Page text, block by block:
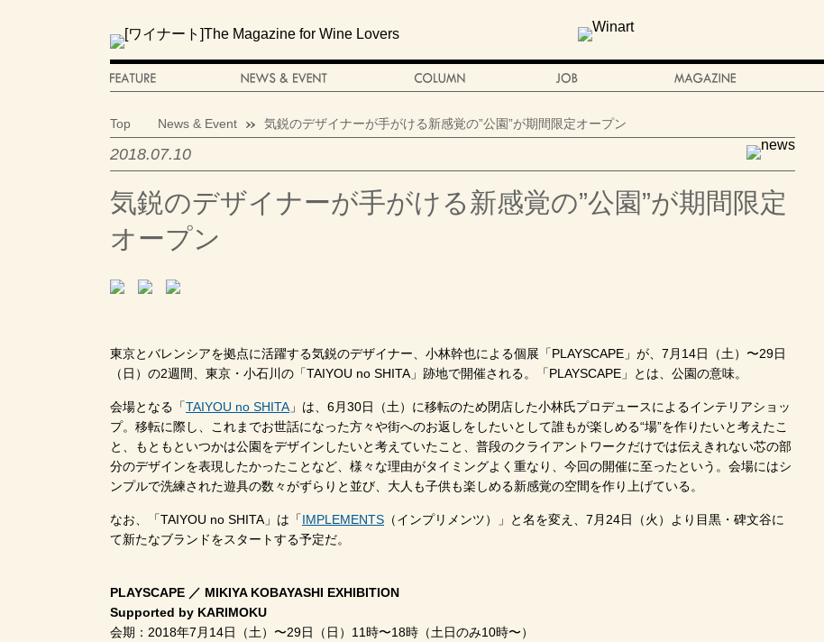
Top News & Event 気鋭のデザイナーが手がける新感覚の”公園”が期間限定オープン
2018.07.10
気鋭のデザイナーが手がける新感覚の”公園”が期間限定
オープン
東京とバレンシアを拠点に活躍する気鋭のデザイナー、小林幹也による個展「PLAYSCAPE」が、7月14日（土）〜29日
（日）の2週間、東京・小石川の「TAIYOU no SHITA」跡地で開催される。「PLAYSCAPE」とは、公園の意味。
会場となる「TAIYOU no SHITA 」は、6月30日（土）に移転のため閉店した小林氏プロデュースによるインテリアショッ
プ。移転に際し、これまでお世話になった方々や街へのお返しをしたいとして誰もが楽しめる“場”を作りたいと考えたこ
と、もともといつかは公園をデザインしたいと考えていたこと、普段のクライアントワークだけでは伝えきれない芯の部
分のデザインを表現したかったことなど、様々な理由がタイミングよく重なり、今回の開催に至ったという。会場にはシ
ンプルで洗練された遊具の数々がずらりと並び、大人も子供も楽しめる新感覚の空間を作り上げている。
なお、「TAIYOU no SHITA」は「IMPLEMENTS （インプリメンツ）」と名を変え、7月24日（火）より目黒・碑文谷に
て新たなブランドをスタートする予定だ。
PLAYSCAPE ／ MIKIYA KOBAYASHI EXHIBITION
Supported by KARIMOKU
会期：2018年7月14日（土）〜29日（日）11時〜18時（土日のみ10時〜）